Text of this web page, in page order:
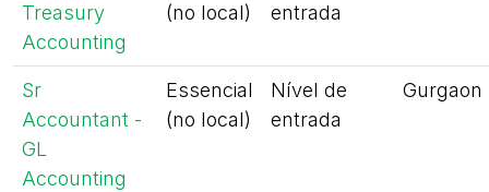
Treasury
Accounting
(no local)
entrada
Sr
Accountant -
GL
Accounting
Essencial
(no local)
Nível de
entrada
Gurgaon